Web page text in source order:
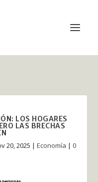
LOS HOGARES
LAS BRECHAS
20, 2025 | Economía | 0